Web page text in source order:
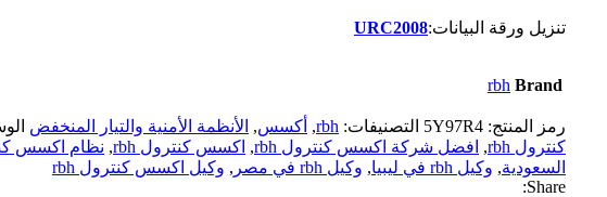
تنزيل ورقة البيانات:URC2008
Brand
rbh
رمز المنتج: 5Y97R4 التصنيفات: rbh
, أكسس, الأنظمة الأمنية والتيار المنخفض
كنترول rbh
, افضل شركة اكسس كنترول rbh , اكسس كنترول rbh , نظام اكسس
السعودية, وكيل rbh في ليبيا , وكيل rbh في مصر , وكيل اكسس كنترول rbh
Share: